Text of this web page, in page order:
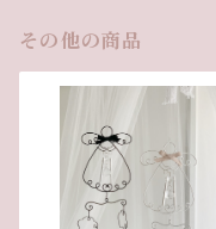
その他の商品